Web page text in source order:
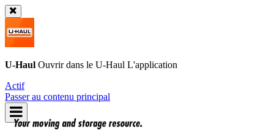
U-Haul Ouvrir dans le U-Haul L'application
Actif
Passer au contenu principal